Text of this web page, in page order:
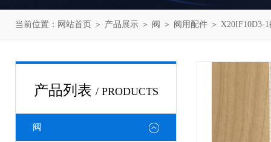
当前位置： 网站首页 ＞ 产品展示 ＞ 阀 ＞ 阀用配件 ＞ X20IF10D3-
产品列表 / PRODUCTS
阀